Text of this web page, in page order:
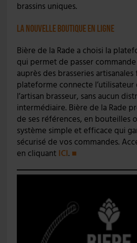
brassins uniques.
La nouvelle boutique en ligne
Bière de la Rade a choisi la
qui permet de passer
auprès des brasseries artisanales
plateforme connecte
l’artisan brasseur, sans aucun
intermédiaire. Bière de la Rade
de ses références, en bouteilles
système simple et efficace qui
sécurisé de vos commandes.
en cliquant ICI. ■